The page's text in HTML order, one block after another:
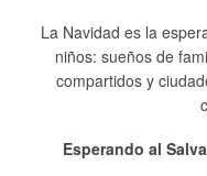
La Navidad es la
niños: sueños de
compartidos y
Esperando al